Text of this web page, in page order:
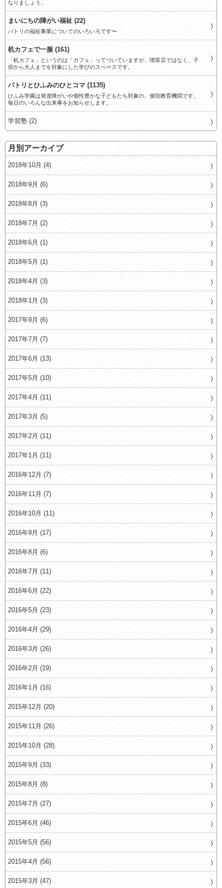
なりましょう。
まいにちの障がい福祉 (22)
パトリの福祉事業についてのいろいろです〜
机カフェで一服 (161)
「机カフェ」というのは「カフェ」ってついていますが、喫茶店ではなく、子
供から大人までを対象にした学びのスペースです。
パトリとひふみのひとコマ (1135)
ひふみ学園は発達障がいや個性豊かな子どもたち対象の、個別教育機関です。
毎日のいろんな出来事をお知らせします。
学習塾 (2)
月別アーカイブ
2018年10月 (4)
2018年9月 (6)
2018年8月 (3)
2018年7月 (2)
2018年6月 (1)
2018年5月 (1)
2018年4月 (3)
2018年1月 (3)
2017年9月 (6)
2017年7月 (7)
2017年6月 (13)
2017年5月 (10)
2017年4月 (11)
2017年3月 (5)
2017年2月 (11)
2017年1月 (11)
2016年12月 (7)
2016年11月 (7)
2016年10月 (11)
2016年9月 (17)
2016年8月 (6)
2016年7月 (11)
2016年6月 (22)
2016年5月 (23)
2016年4月 (29)
2016年3月 (26)
2016年2月 (19)
2016年1月 (16)
2015年12月 (20)
2015年11月 (26)
2015年10月 (28)
2015年9月 (33)
2015年8月 (8)
2015年7月 (27)
2015年6月 (46)
2015年5月 (56)
2015年4月 (56)
2015年3月 (47)